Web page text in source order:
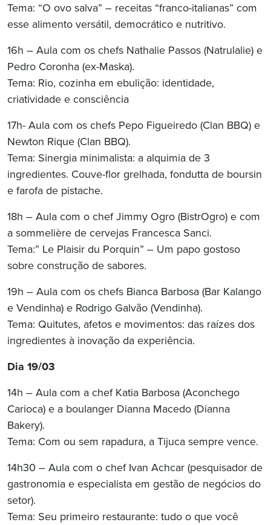
Tema: “O ovo salva” – receitas “franco-italianas” com
esse alimento versátil, democrático e nutritivo.
16h – Aula com os chefs Nathalie Passos (Natrulalie) e
Pedro Coronha (ex-Maska).
Tema: Rio, cozinha em ebulição: identidade,
criatividade e consciência
17h- Aula com os chefs Pepo Figueiredo (Clan BBQ) e
Newton Rique (Clan BBQ).
Tema: Sinergia minimalista: a alquimia de 3
ingredientes. Couve-flor grelhada, fondutta de boursin
e farofa de pistache.
18h – Aula com o chef Jimmy Ogro (BistrOgro) e com
a sommelière de cervejas Francesca Sanci.
Tema:” Le Plaisir du Porquin” – Um papo gostoso
sobre construção de sabores.
19h – Aula com os chefs Bianca Barbosa (Bar Kalango
e Vendinha) e Rodrigo Galvão (Vendinha).
Tema: Quitutes, afetos e movimentos: das raízes dos
ingredientes à inovação da experiência.
Dia 19/03
14h – Aula com a chef Katia Barbosa (Aconchego
Carioca) e a boulanger Dianna Macedo (Dianna
Bakery).
Tema: Com ou sem rapadura, a Tijuca sempre vence.
14h30 – Aula com o chef Ivan Achcar (pesquisador de
gastronomia e especialista em gestão de negócios do
setor).
Tema: Seu primeiro restaurante: tudo o que você